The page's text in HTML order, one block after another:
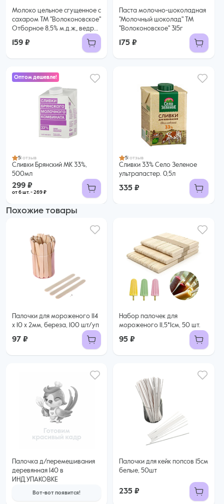
Молоко цельное сгущенное с
сахаром ТМ "Волоконовское"
Отборное 8,5% м.д.ж„ ведро
159 ₽
Паста молочно-шоколадная
"Молочный шоколад" ТМ
"Волоконовское" 315г
175 ₽
Оптом дешевле!
5 1 отзыв
Сливки Брянский МК 33%,
500мл
299 ₽
от 6 шт. - 269 ₽
299 ₽
269 ₽ за шт. при заказе от 6 шт.
Купить оптом
5 1 отзыв
Сливки 33% Село Зеленое
ультрапастер. 0,5л
335 ₽
Похожие товары
Палочки для мороженого 114
х 10 х 2мм, береза, 100 шт/уп
97 ₽
Набор палочек для
мороженого 11,5*1см, 50 шт.
95 ₽
Палочка д/перемешивания
деревянная 140 в
ИНД.УПАКОВКЕ
Вот-вот появится!
Палочки для кейк попсов 15см
белые, 50шт
235 ₽